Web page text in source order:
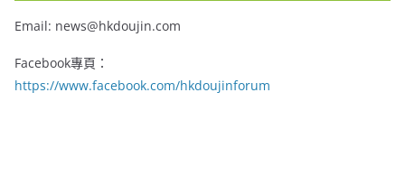
Email: news@hkdoujin.com
Facebook專頁：
https://www.facebook.com/hkdoujinforum